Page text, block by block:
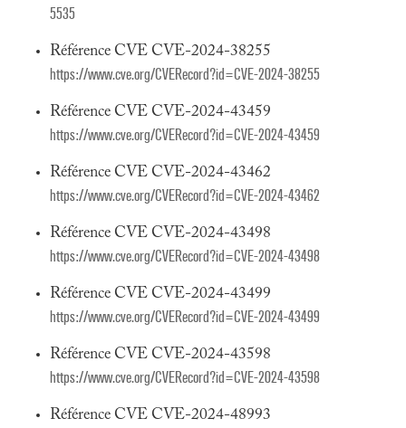
5535
Référence CVE CVE-2024-38255
https://www.cve.org/CVERecord?id=CVE-2024-38255
Référence CVE CVE-2024-43459
https://www.cve.org/CVERecord?id=CVE-2024-43459
Référence CVE CVE-2024-43462
https://www.cve.org/CVERecord?id=CVE-2024-43462
Référence CVE CVE-2024-43498
https://www.cve.org/CVERecord?id=CVE-2024-43498
Référence CVE CVE-2024-43499
https://www.cve.org/CVERecord?id=CVE-2024-43499
Référence CVE CVE-2024-43598
https://www.cve.org/CVERecord?id=CVE-2024-43598
Référence CVE CVE-2024-48993